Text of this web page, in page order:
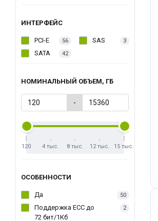
ИНТЕРФЕЙС
PCI-E 56 SAS 3
SATA 42
НОМИНАЛЬНЫЙ ОБЪЕМ, ГБ
-
120 4 тыс. 8 тыс. 12 тыс. 15 тыс.
ОСОБЕННОСТИ
Да 50
Поддержка ECC до
72 бит/1Кб
2